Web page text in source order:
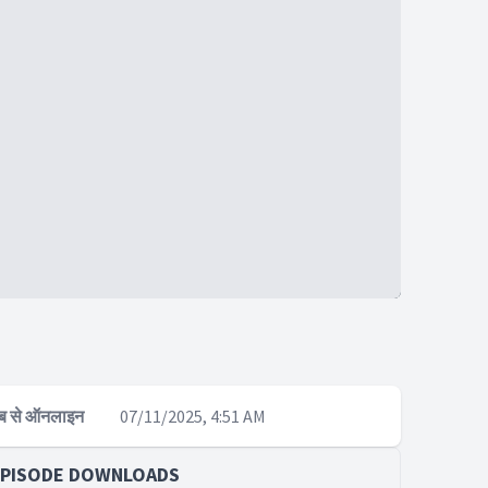
से ऑनलाइन 07/11/2025, 4:51 AM
DOWNLOADS